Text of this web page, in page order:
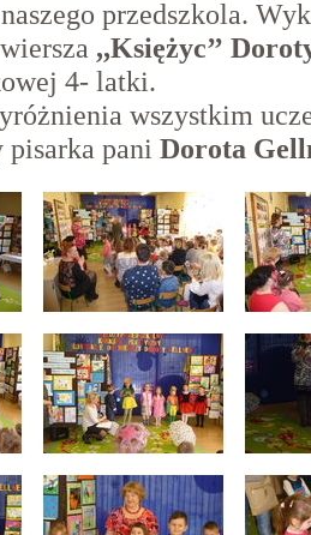
naszego przedszkola.
,,Księżyc’’
4- latki.
wszystkim
pisarka pani Dorota